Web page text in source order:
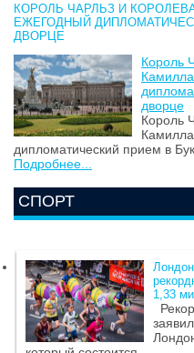
КОРОЛЬ ЧАРЛЬЗ И
ЕЖЕГОДНЫЙ
ДВОРЦЕ
Король
дворце
Король
дипломатический прием в
Подробнее...
СПОРТ
1,33